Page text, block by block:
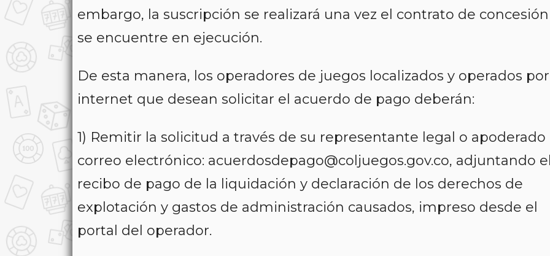
embargo, la suscripción se realizará una vez el contrato de concesión
se encuentre en ejecución.
De esta manera, los operadores de juegos localizados y operados por
internet que desean solicitar el acuerdo de pago deberán:
1) Remitir la solicitud a través de su representante legal o apoderado
correo electrónico: acuerdosdepago@coljuegos.gov.co, adjuntando
recibo de pago de la liquidación y declaración de los derechos de
explotación y gastos de administración causados, impreso desde el
portal del operador.